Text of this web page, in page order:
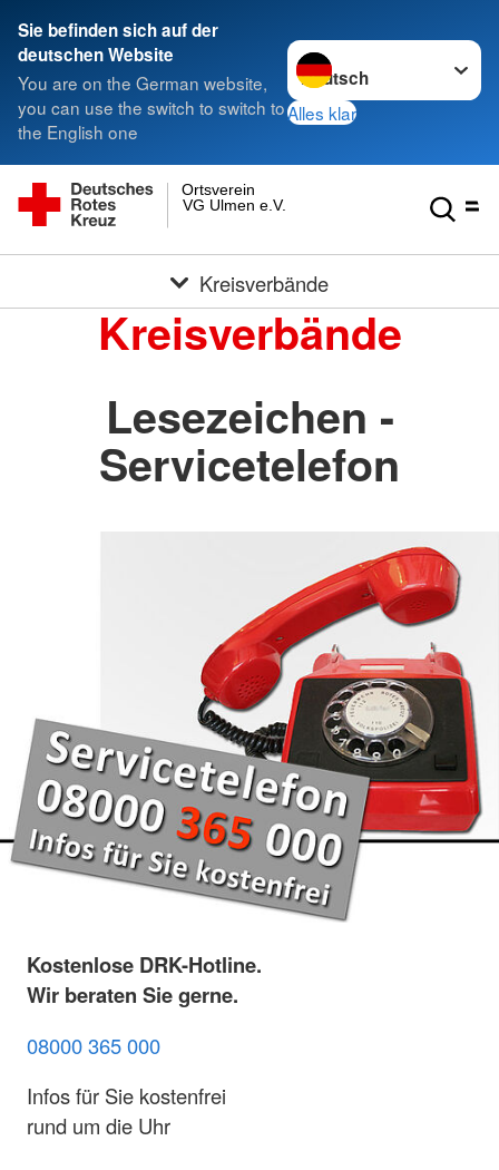
Sie befinden sich auf der
deutschen Website
You are on the German website,
you can use the switch to switch to
the English one
Sprache wechseln zu
Alles klar
VG Ulmen e.V.
Ortsverein
Kreisverbände
Kreisverbände
Lesezeichen -
Servicetelefon
Kostenlose DRK-Hotline.
Wir beraten Sie gerne.
08000 365 000
Infos für Sie kostenfrei
rund um die Uhr